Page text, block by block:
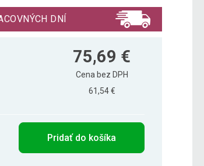
DNÍ
75,69 €
Cena bez DPH
61,54 €
Pridať do košíka